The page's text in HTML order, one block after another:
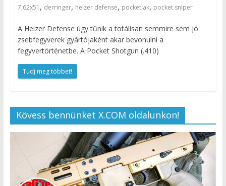
7,62x51 , derringer, heizer defense, pocket ak, pocket sniper
A Heizer Defense úgy tűnik a totálisan semmire sem jó
zsebfegyverek gyártójaként akar bevonulni a
fegyvertörténetbe. A Pocket Shotgun (.410)
Tudj meg többet!
Kövess bennünket X.COM oldalunkon!